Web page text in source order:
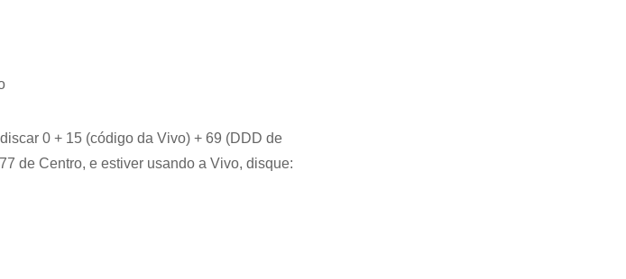
0 + 15 (código da Vivo) + 69 (DDD de
de Centro, e estiver usando a Vivo, disque: